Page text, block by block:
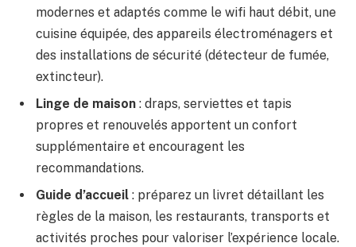
modernes et adaptés comme le wifi haut débit, une
cuisine équipée, des appareils électroménagers et
des installations de sécurité (détecteur de fumée,
extincteur).
Linge de maison : draps, serviettes et tapis
propres et renouvelés apportent un confort
supplémentaire et encouragent les
recommandations.
Guide d’accueil : préparez un livret détaillant les
règles de la maison, les restaurants, transports et
activités proches pour valoriser l’expérience locale.